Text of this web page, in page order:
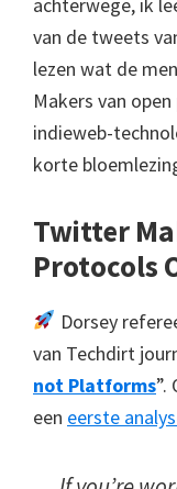
van de tweets
lezen wat de
Makers van
indieweb-
korte
Twitter
Protocols
Dorsey
van Techdirt
not Platforms”.
een eerste